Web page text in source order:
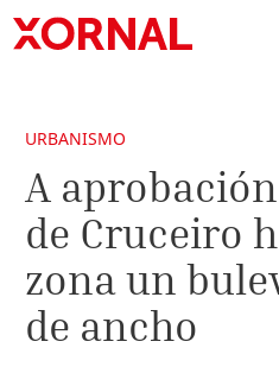
URBANISMO
A
de Cruceiro
zona un
de ancho